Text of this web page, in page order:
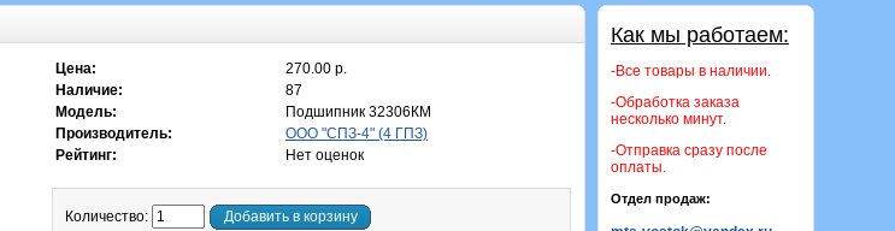
Как мы работаем:
-Все товары в наличии.
-Обработка заказа
несколько минут.
-Отправка сразу после
оплаты.
Отдел продаж:
Цена:
270.00 р.
Наличие:
87
Модель:
Подшипник 32306КМ
Производитель:
ООО "СПЗ-4" (4 ГПЗ)
Рейтинг:
Нет оценок
Количество: Добавить в корзину